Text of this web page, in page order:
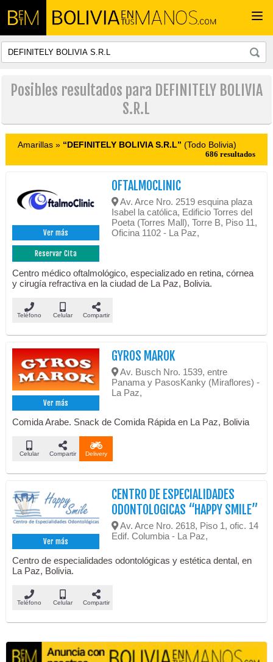
Posibles resultados para DEFINITELY BOLIVIA
S.R.L
Amarillas » “DEFINITELY BOLIVIA S.R.L” (Todo Bolivia)
686 resultados
Ver más
Reservar Cita
OFTALMOCLINIC
Av. Arce Nro. 2519 esquina plaza
Isabel la católica, Edificio Torres del
Poeta (Torres Mall), Torre B, Piso 11,
Oficina 1102 - La Paz,
Centro médico oftalmológico, especializado en retina, córnea
y cirugía refractiva en la ciudad de La Paz, Bolivia.
Teléfono Celular Compartir
Ver más
GYROS MAROK
Av. Busch Nro. 1539, entre
Panama y PasosKanky (Miraflores) -
La Paz,
Comida Arabe. Snack de Comida Rápida en La Paz, Bolivia
Celular Compartir Delivery
Ver más
CENTRO DE ESPECIALIDADES
ODONTOLOGICAS “HAPPY SMILE”
Av. Arce Nro. 2618, Piso 1, ofic. 14
Edif. Columbia - La Paz,
Centro de especialidades odontológicas y estética dental, en
La Paz, Bolivia.
Teléfono Celular Compartir